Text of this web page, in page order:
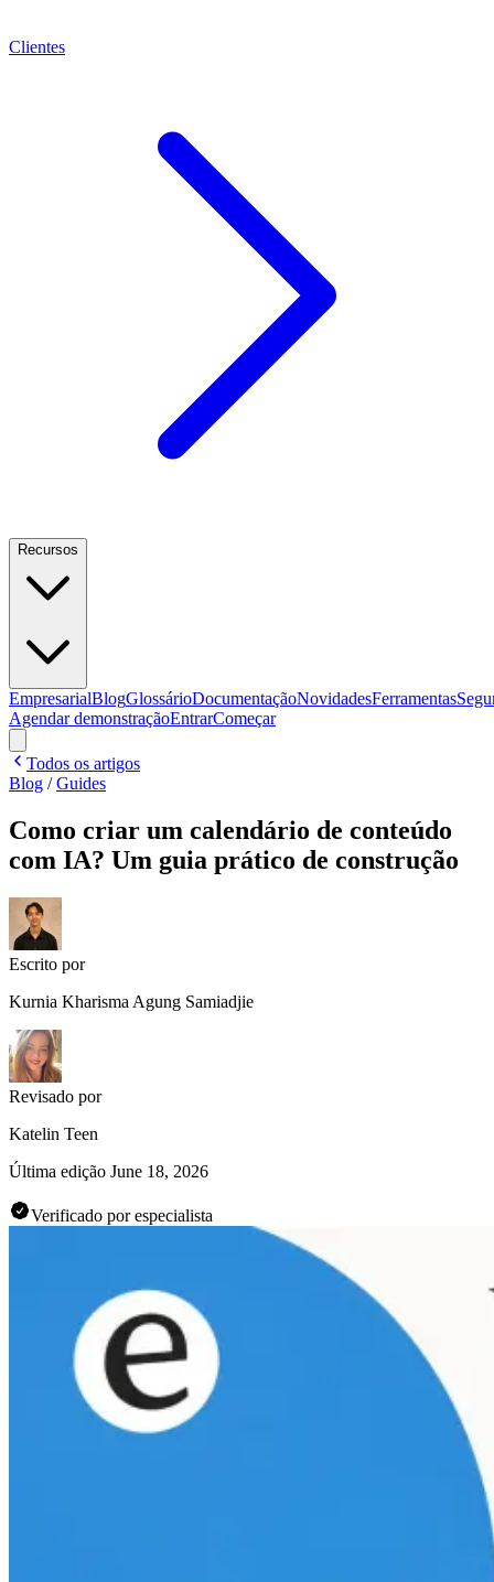
Clientes
Recursos
EmpresarialBlogGlossárioDocumentaçãoNovidadesFerramentas
Agendar demonstraçãoEntrarComeçar
Todos os artigos
Blog /Guides
Como criar um calendário de conteúdo
com IA? Um guia prático de construção
Escrito por
Kurnia Kharisma Agung Samiadjie
Revisado por
Katelin Teen
Última edição June 18, 2026
Verificado por especialista